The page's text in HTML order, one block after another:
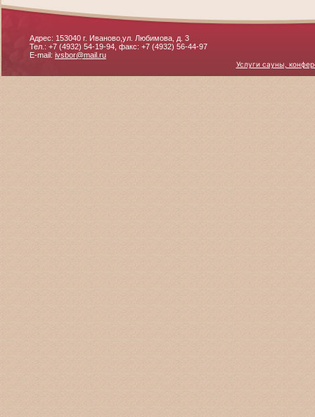
Адрес: 153040 г. Иваново,ул. Любимова, д. 3
Тел.: +7 (4932) 54-19-94, факс: +7 (4932) 56-44-97
E-mail: ivsbor@mail.ru
Услуги сауны,